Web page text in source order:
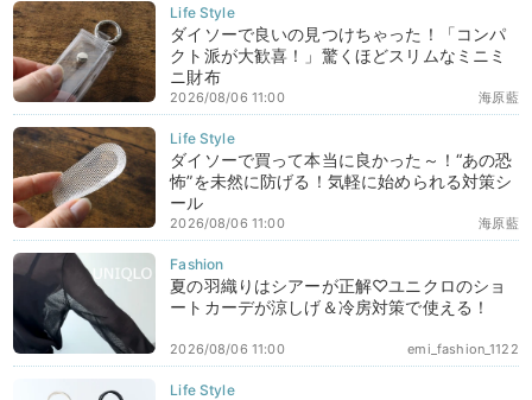
ダイソーで良いの見つけちゃった！「コンパ
クト派が大歓喜！」驚くほどスリムなミニミ
ニ財布
海原藍
2026/08/06 11:00
ダイソーで買って本当に良かった～！“あの恐
怖”を未然に防げる！気軽に始められる対策シ
ール
海原藍
2026/08/06 11:00
夏の羽織りはシアーが正解♡ユニクロのショ
ートカーデが涼しげ＆冷房対策で使える！
emi_fashion_1122
2026/08/06 11:00